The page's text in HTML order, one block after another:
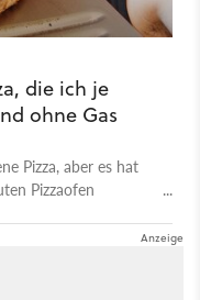
die ich je
ohne Gas
Pizza, aber es hat
Pizzaofen